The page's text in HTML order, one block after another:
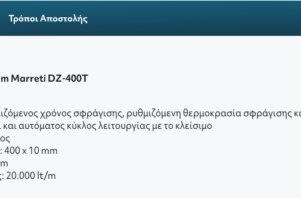
Τρόποι Αποστολής
Marreti DZ-400T
χρόνος σφράγισης, ρυθμιζόμενη θερμοκρασία σφράγισης
αυτόματος κύκλος λειτουργίας με το κλείσιμο
400 x 10 mm
20.000 lt/m